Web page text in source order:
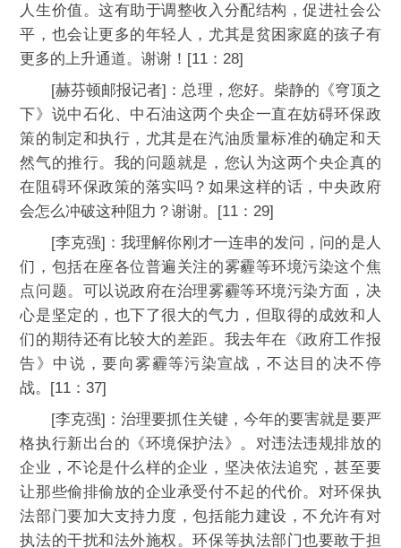
人生价值。这有助于调整收入分配结构，促进社会公
平，也会让更多的年轻人，尤其是贫困家庭的孩子有
更多的上升通道。谢谢！[11：28]
[赫芬顿邮报记者]：总理，您好。柴静的《穹顶之
下》说中石化、中石油这两个央企一直在妨碍环保政
策的制定和执行，尤其是在汽油质量标准的确定和天
然气的推行。我的问题就是，您认为这两个央企真的
在阻碍环保政策的落实吗？如果这样的话，中央政府
会怎么冲破这种阻力？谢谢。[11：29]
[李克强]：我理解你刚才一连串的发问，问的是人
们，包括在座各位普遍关注的雾霾等环境污染这个焦
点问题。可以说政府在治理雾霾等环境污染方面，决
心是坚定的，也下了很大的气力，但取得的成效和人
们的期待还有比较大的差距。我去年在《政府工作报
告》中说，要向雾霾等污染宣战，不达目的决不停
战。[11：37]
[李克强]：治理要抓住关键，今年的要害就是要严
格执行新出台的《环境保护法》。对违法违规排放的
企业，不论是什么样的企业，坚决依法追究，甚至要
让那些偷排偷放的企业承受付不起的代价。对环保执
法部门要加大支持力度，包括能力建设，不允许有对
执法的干扰和法外施权。环保等执法部门也要敢于担